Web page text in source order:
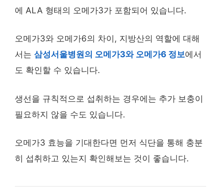
에 ALA 형태의 오메가3가 포함되어 있습니다.
오메가3와 오메가6의 차이, 지방산의 역할에 대해
서는 삼성서울병원의 오메가3와 오메가6 정보에서
도 확인할 수 있습니다.
생선을 규칙적으로 섭취하는 경우에는 추가 보충이
필요하지 않을 수도 있습니다.
오메가3 효능을 기대한다면 먼저 식단을 통해 충분
히 섭취하고 있는지 확인해보는 것이 좋습니다.